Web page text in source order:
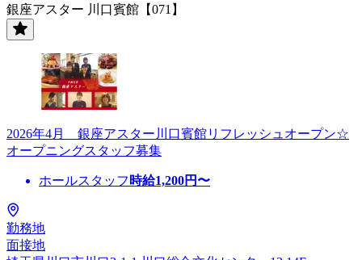
銀座アスター 川口賓館【071】
2026年4月 銀座アスター川口賓館リフレッシュオープン☆
オープニングスタッフ募集
ホールスタッフ 時給1,200円〜
勤務地
面接地